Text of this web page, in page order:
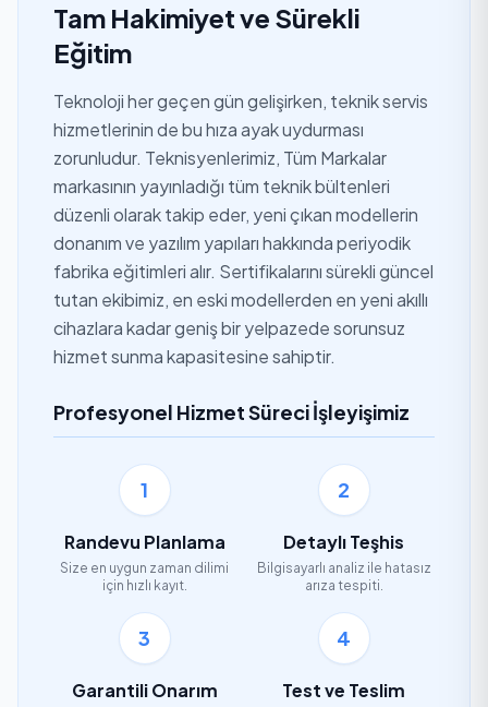
Tam Hakimiyet ve Sürekli
Eğitim
Teknoloji her geçen gün gelişirken, teknik servis
hizmetlerinin de bu hıza ayak uydurması
zorunludur. Teknisyenlerimiz, Tüm Markalar
markasının yayınladığı tüm teknik bültenleri
düzenli olarak takip eder, yeni çıkan modellerin
donanım ve yazılım yapıları hakkında periyodik
fabrika eğitimleri alır. Sertifikalarını sürekli güncel
tutan ekibimiz, en eski modellerden en yeni akıllı
cihazlara kadar geniş bir yelpazede sorunsuz
hizmet sunma kapasitesine sahiptir.
Profesyonel Hizmet Süreci İşleyişimiz
1
Randevu Planlama
Size en uygun zaman dilimi
için hızlı kayıt.
2
Detaylı Teşhis
Bilgisayarlı analiz ile hatasız
arıza tespiti.
3
Garantili Onarım
4
Test ve Teslim